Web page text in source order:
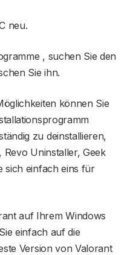
neu.
, suchen Sie den
Sie ihn.
können Sie
zu deinstallieren,
Revo Uninstaller, Geek
sich einfach eins für
auf Ihrem Windows
einfach auf die
Version von Valorant